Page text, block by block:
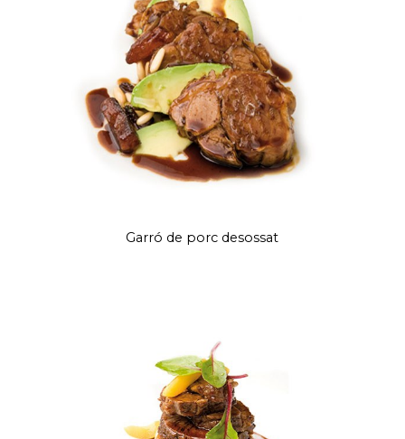
Garró de porc desossat